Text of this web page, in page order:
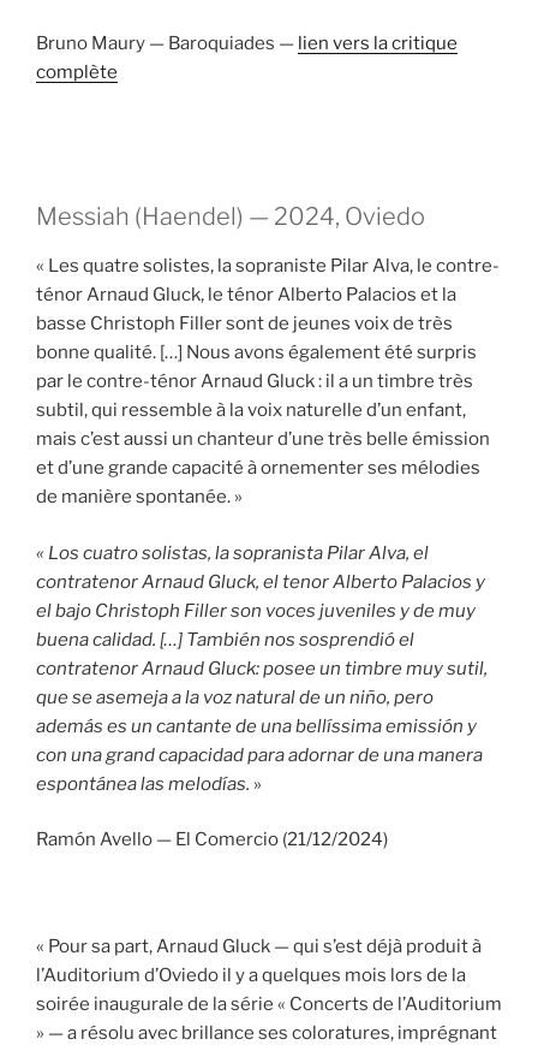
Bruno Maury — Baroquiades — lien vers la critique
complète
Messiah (Haendel) — 2024, Oviedo
« Les quatre solistes, la sopraniste Pilar Alva, le contre-
ténor Arnaud Gluck, le ténor Alberto Palacios et la
basse Christoph Filler sont de jeunes voix de très
bonne qualité. […] Nous avons également été surpris
par le contre-ténor Arnaud Gluck : il a un timbre très
subtil, qui ressemble à la voix naturelle d’un enfant,
mais c’est aussi un chanteur d’une très belle émission
et d’une grande capacité à ornementer ses mélodies
de manière spontanée. »
« Los cuatro solistas, la sopranista Pilar Alva, el
contratenor Arnaud Gluck, el tenor Alberto Palacios y
el bajo Christoph Filler son voces juveniles y de muy
buena calidad. […] También nos sosprendió el
contratenor Arnaud Gluck: posee un timbre muy sutil,
que se asemeja a la voz natural de un niño, pero
además es un cantante de una bellíssima emissión y
con una grand capacidad para adornar de una manera
espontánea las melodías. »
Ramón Avello — El Comercio (21/12/2024)
« Pour sa part, Arnaud Gluck — qui s’est déjà produit à
l’Auditorium d’Oviedo il y a quelques mois lors de la
soirée inaugurale de la série « Concerts de l’Auditorium
» — a résolu avec brillance ses coloratures, imprégnant